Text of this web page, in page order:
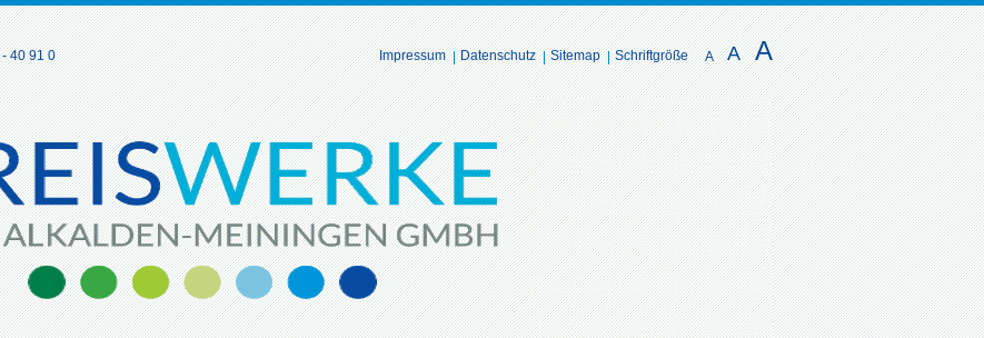
- 40 91 0 A A A
Impressum Datenschutz Sitemap Schriftgröße